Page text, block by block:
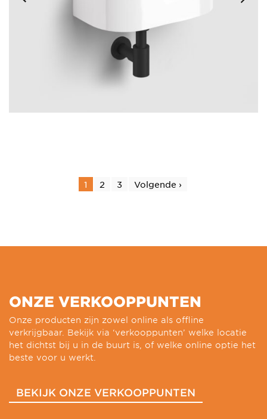
1 2 3 Volgende ›
ONZE VERKOOPPUNTEN
Onze producten zijn zowel online als offline
verkrijgbaar. Bekijk via ‘verkooppunten’ welke locatie
het dichtst bij u in de buurt is, of welke online optie het
beste voor u werkt.
BEKIJK ONZE VERKOOPPUNTEN